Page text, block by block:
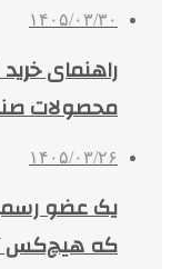
۱۴۰۵/۰۳/۳۰
راهنمای
محصولات
۱۴۰۵/۰۳/۲۶
یک عضو
که هیچ‌کس